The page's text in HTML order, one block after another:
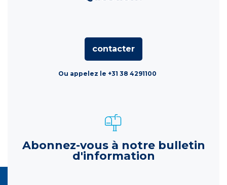
contacter
Ou appelez le +31 38 4291100
Abonnez-vous à notre bulletin
d'information